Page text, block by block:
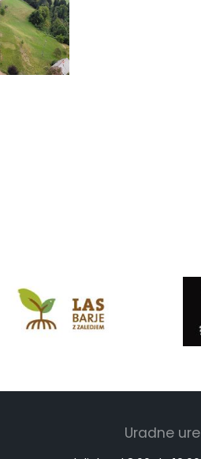
Uradne ure